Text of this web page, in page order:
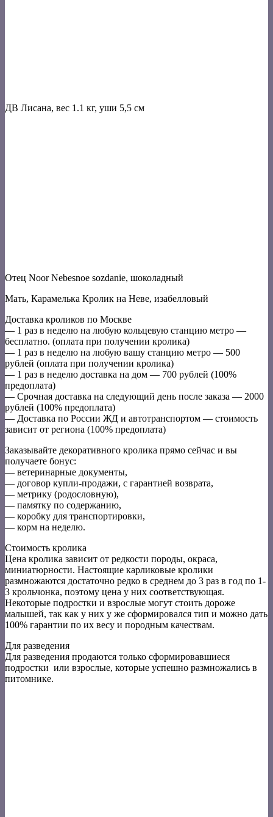
ДВ Лисана, вес 1.1 кг, уши 5,5 см
Отец Noor Nebesnoe sozdanie, шоколадный
Мать, Карамелька Кролик на Неве, изабелловый
Доставка кроликов по Москве
— 1 раз в неделю на любую кольцевую станцию метро —
бесплатно. (оплата при получении кролика)
— 1 раз в неделю на любую вашу станцию метро — 500
рублей (оплата при получении кролика)
— 1 раз в неделю доставка на дом — 700 рублей (100%
предоплата)
— Срочная доставка на следующий день после заказа — 2000
рублей (100% предоплата)
— Доставка по России ЖД и автотранспортом — стоимость
зависит от региона (100% предоплата)
Заказывайте декоративного кролика прямо сейчас и вы
получаете бонус:
— ветеринарные документы,
— договор купли-продажи, с гарантией возврата,
— метрику (родословную),
— памятку по содержанию,
— коробку для транспортировки,
— корм на неделю.
Стоимость кролика
Цена кролика зависит от редкости породы, окраса,
миниатюрности. Настоящие карликовые кролики
размножаются достаточно редко в среднем до 3 раз в год по 1-
3 крольчонка, поэтому цена у них соответствующая.
Некоторые подростки и взрослые могут стоить дороже
малышей, так как у них у же сформировался тип и можно дать
100% гарантии по их весу и породным качествам.
Для разведения
Для разведения продаются только сформировавшиеся
подростки или взрослые, которые успешно размножались в
питомнике.